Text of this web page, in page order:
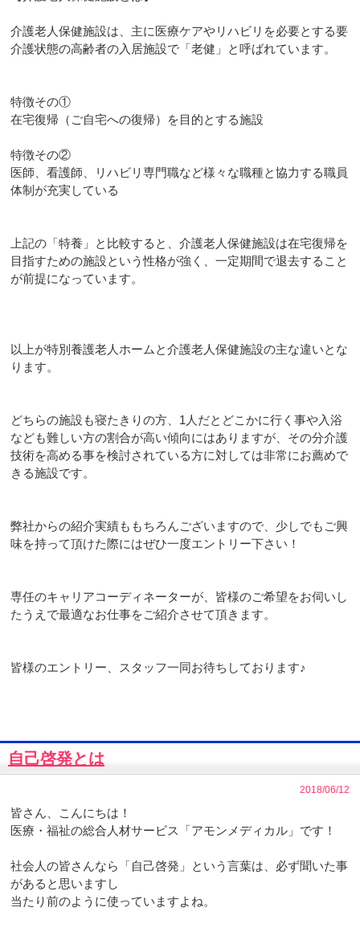
介護老人保健施設は、主に医療ケアやリハビリを必要とする要
介護状態の高齢者の入居施設で「老健」と呼ばれています。
特徴その①
在宅復帰（ご自宅への復帰）を目的とする施設
特徴その②
医師、看護師、リハビリ専門職など様々な職種と協力する職員
体制が充実している
上記の「特養」と比較すると、介護老人保健施設は在宅復帰を
目指すための施設という性格が強く、一定期間で退去すること
が前提になっています。
以上が特別養護老人ホームと介護老人保健施設の主な違いとな
ります。
どちらの施設も寝たきりの方、1人だとどこかに行く事や入浴
なども難しい方の割合が高い傾向にはありますが、その分介護
技術を高める事を検討されている方に対しては非常にお薦めで
きる施設です。
弊社からの紹介実績ももちろんございますので、少しでもご興
味を持って頂けた際にはぜひ一度エントリー下さい！
専任のキャリアコーディネーターが、皆様のご希望をお伺いし
たうえで最適なお仕事をご紹介させて頂きます。
皆様のエントリー、スタッフ一同お待ちしております♪
自己啓発とは
2018/06/12
皆さん、こんにちは！
医療・福祉の総合人材サービス「アモンメディカル」です！
社会人の皆さんなら「自己啓発」という言葉は、必ず聞いた事
があると思いますし
当たり前のように使っていますよね。